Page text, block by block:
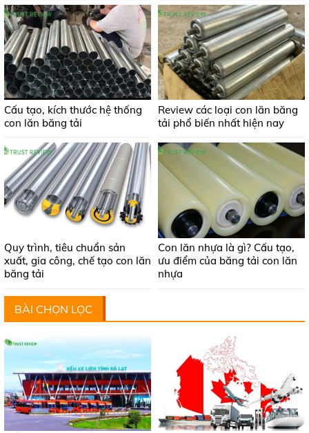
Cấu tạo, kích thước hệ thống
con lăn băng tải
Review các loại con lăn băng
tải phổ biến nhất hiện nay
Quy trình, tiêu chuẩn sản
xuất, gia công, chế tạo con lăn
băng tải
Con lăn nhựa là gì? Cấu tạo,
ưu điểm của băng tải con lăn
nhựa
BÀI CHỌN LỌC